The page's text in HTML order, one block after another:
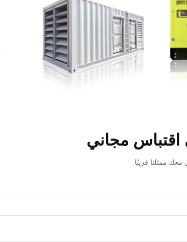
مجاني
ممثلنا قريبًا.